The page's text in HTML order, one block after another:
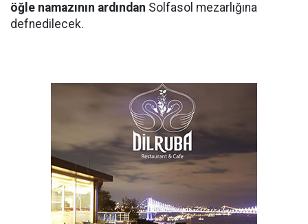
öğle namazının ardından Solfasol mezarlığına
defnedilecek.